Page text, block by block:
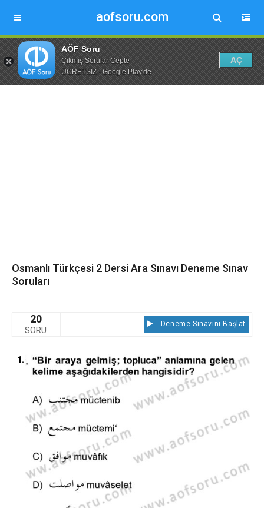
aofsoru.com
AÖF Soru
Çıkmış Sorular Cepte
ÜCRETSİZ - Google Play'de
AÇ
Osmanlı Türkçesi 2 Dersi Ara Sınavı Deneme Sınav
Soruları
20
SORU
Deneme Sınavını Başlat
1.